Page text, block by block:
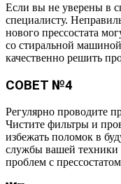
Если вы не уверены в
специалисту.
нового прессостата
со стиральной
качественно решить
СОВЕТ №4
Регулярно проводите
Чистите фильтры и
избежать поломок в
службы вашей техники
проблем с